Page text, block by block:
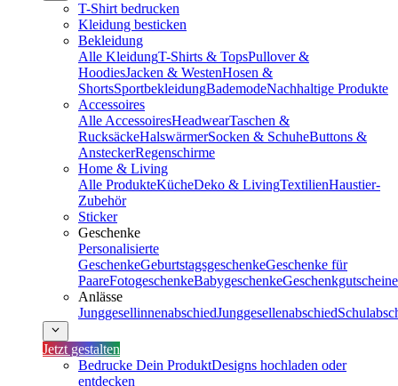
T-Shirt bedrucken
Kleidung besticken
Bekleidung
Alle KleidungT-Shirts & TopsPullover &
HoodiesJacken & WestenHosen &
ShortsSportbekleidungBademodeNachhaltige Produkte
Accessoires
Alle AccessoiresHeadwearTaschen &
RucksäckeHalswärmerSocken & SchuheButtons &
AnsteckerRegenschirme
Home & Living
Alle ProdukteKücheDeko & LivingTextilienHaustier-
Zubehör
Sticker
Geschenke
Personalisierte
GeschenkeGeburtstagsgeschenkeGeschenke für
PaareFotogeschenkeBabygeschenkeGeschenkgutscheine
Anlässe
JunggesellinnenabschiedJunggesellenabschied
Jetzt gestalten
Bedrucke Dein ProduktDesigns hochladen oder
entdecken